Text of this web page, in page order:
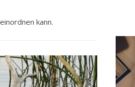
kann.